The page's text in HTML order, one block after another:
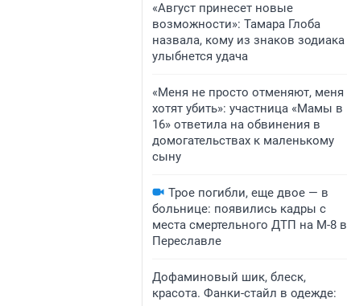
«Август принесет новые
возможности»: Тамара Глоба
назвала, кому из знаков зодиака
улыбнется удача
«Меня не просто отменяют, меня
хотят убить»: участница «Мамы в
16» ответила на обвинения в
домогательствах к маленькому
сыну
Трое погибли, еще двое — в
больнице: появились кадры с
места смертельного ДТП на М-8 в
Переславле
Дофаминовый шик, блеск,
красота. Фанки-стайл в одежде: